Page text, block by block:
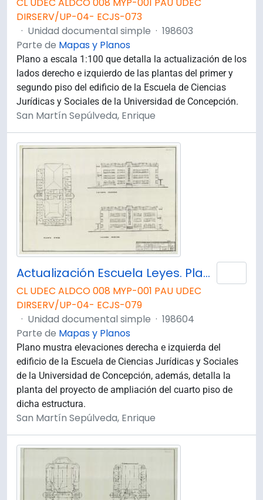
DIRSERV/UP-04- ECJS-073
· Unidad documental simple · 198603
Parte de Mapas y Planos
Plano a escala 1:100 que detalla la actualización de los
lados derecho e izquierdo de las plantas del primer y
segundo piso del edificio de la Escuela de Ciencias
Jurídicas y Sociales de la Universidad de Concepción.
San Martín Sepúlveda, Enrique
Actualización Escuela Leyes. Planta 4° Piso y Elevaciones Derecha e Izquierda.
CL UDEC ALDCO 008 MYP-001 PAU UDEC
DIRSERV/UP-04- ECJS-079
· Unidad documental simple · 198604
Parte de Mapas y Planos
Plano mustra elevaciones derecha e izquierda del
edificio de la Escuela de Ciencias Jurídicas y Sociales
de la Universidad de Concepción, además, detalla la
planta del proyecto de ampliación del cuarto piso de
dicha estructura.
San Martín Sepúlveda, Enrique